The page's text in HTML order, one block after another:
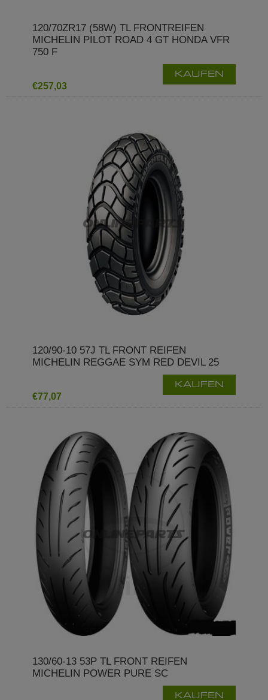
120/70ZR17 (58W) TL FRONTREIFEN
MICHELIN PILOT ROAD 4 GT HONDA VFR
750 F
€257,03
KAUFEN
120/90-10 57J TL FRONT REIFEN
MICHELIN REGGAE SYM RED DEVIL 25
€77,07
KAUFEN
130/60-13 53P TL FRONT REIFEN
MICHELIN POWER PURE SC
KAUFEN